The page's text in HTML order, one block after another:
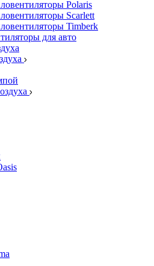
Polaris
Scarlett
Timberk
для авто